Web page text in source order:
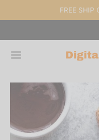
FREE SHIP